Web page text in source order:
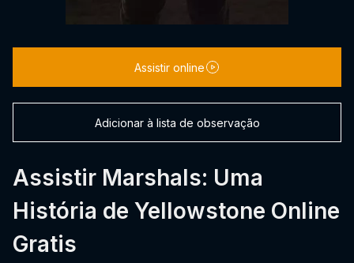
Assistir Marshals: Uma
História de Yellowstone Online
Gratis
Assistir online
Adicionar à lista de observação